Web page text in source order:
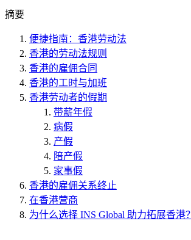
摘要
便捷指南：香港劳动法
香港的劳动法规则
香港的雇佣合同
香港的工时与加班
香港劳动者的假期
带薪年假
病假
产假
陪产假
家事假
香港的雇佣关系终止
在香港营商
为什么选择 INS Global 助力拓展香港？